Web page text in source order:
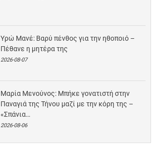
Υρώ Μανέ: Βαρύ πένθος για την ηθοποιό –
Πέθανε η μητέρα της
2026-08-07
Μαρία Μενούνος: Μπήκε γονατιστή στην
Παναγιά της Τήνου μαζί με την κόρη της –
«Σπάνια…
2026-08-06